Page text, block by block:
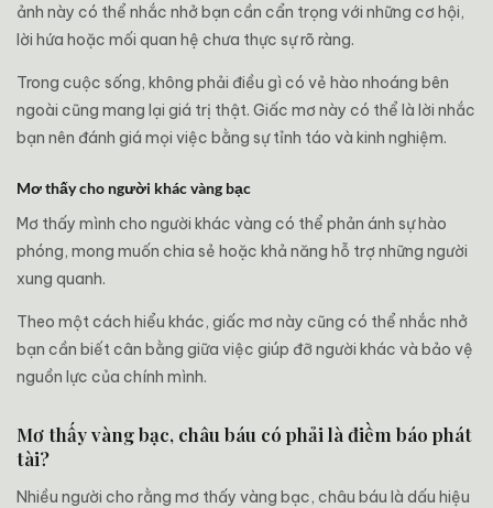
ảnh này có thể nhắc nhở bạn cần cẩn trọng với những cơ hội,
lời hứa hoặc mối quan hệ chưa thực sự rõ ràng.
Trong cuộc sống, không phải điều gì có vẻ hào nhoáng bên
ngoài cũng mang lại giá trị thật. Giấc mơ này có thể là lời nhắc
bạn nên đánh giá mọi việc bằng sự tỉnh táo và kinh nghiệm.
Mơ thấy cho người khác vàng bạc
Mơ thấy mình cho người khác vàng có thể phản ánh sự hào
phóng, mong muốn chia sẻ hoặc khả năng hỗ trợ những người
xung quanh.
Theo một cách hiểu khác, giấc mơ này cũng có thể nhắc nhở
bạn cần biết cân bằng giữa việc giúp đỡ người khác và bảo vệ
nguồn lực của chính mình.
Mơ thấy vàng bạc, châu báu có phải là điềm báo phát
tài?
Nhiều người cho rằng mơ thấy vàng bạc, châu báu là dấu hiệu